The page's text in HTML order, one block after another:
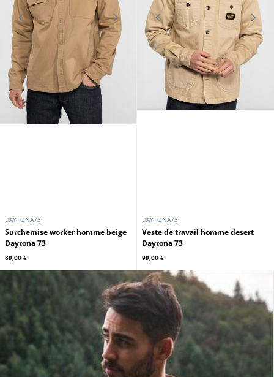
DAYTONA73
Surchemise worker homme beige
Daytona 73
89,00 €
DAYTONA73
Veste de travail homme desert
Daytona 73
99,00 €